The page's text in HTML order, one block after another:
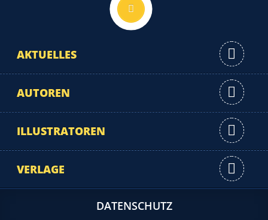
AKTUELLES
AUTOREN
ILLUSTRATOREN
VERLAGE
DATENSCHUTZ